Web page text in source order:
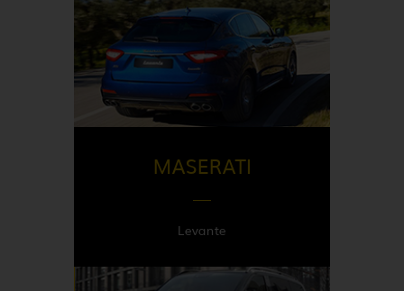
DISPONIBLE EN
Italy
MASERATI
Levante